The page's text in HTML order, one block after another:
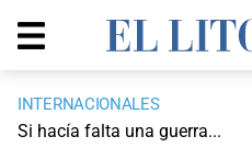
INTERNACIONALES
Si hacía falta una guerra...